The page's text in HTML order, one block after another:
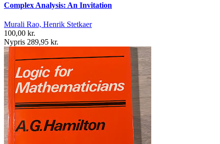
Complex Analysis: An Invitation
Murali Rao, Henrik Stetkaer
100,00 kr.
Nypris 289,95 kr.